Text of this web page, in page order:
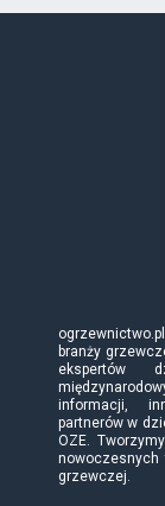
branży
ekspertów
informacji,
partnerów w
OZE.
nowoczesnych
grzewczej.